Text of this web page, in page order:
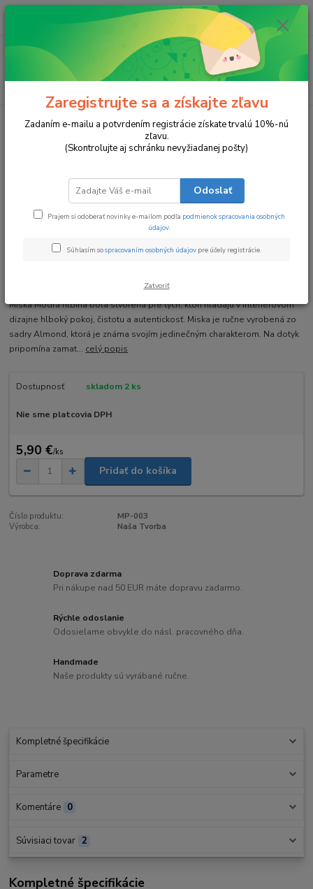
Menu
Hľadať
ks
za0 €
Úvod Misky a podnosy Modrá Hlbina
Modrá Hlbina
Sú farby, ktoré upútajú pozornosť, a materiály, ktoré pohladia zmysly.
Miska Modrá hlbina bola stvorená pre tých, ktorí hľadajú v interiérovom
dizajne hlboký pokoj, čistotu a autentickosť. Miska je ručne vyrobená zo
sadry Almond, ktorá je známa svojím jedinečným charakterom. Na dotyk
pripomína zamat... celý popis
Dostupnosť skladom 2 ks
Nie sme platcovia DPH
5,90 €/ks
Pridať do košíka
Číslo produktu:
MP-003
Výrobca:
Naša Tvorba
Doprava zdarma
Pri nákupe nad 50 EUR máte dopravu zadarmo.
Rýchle odoslanie
Odosielame obvykle do násl. pracovného dňa.
Handmade
Naše produkty sú vyrábané ručne.
Kompletné špecifikácie
Parametre
Komentáre 0
Súvisiaci tovar 2
Kompletné špecifikácie
Zaregistrujte sa a získajte zľavu
Zadaním e-mailu a potvrdením registrácie získate trvalú 10%-nú
zľavu.
(Skontrolujte aj schránku nevyžiadanej pošty)
Odoslať
Prajem si odoberať novinky e-mailom podľa podmienok spracovania osobných
údajov
Súhlasím sospracovaním osobných údajov pre účely registrácie.
Zatvoriť